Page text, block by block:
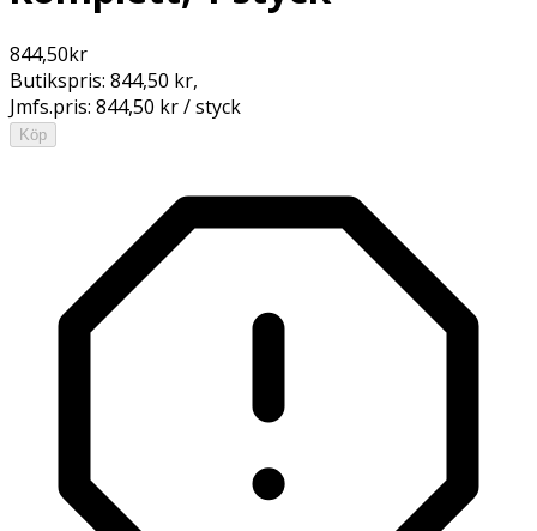
844,50kr
Butikspris: 844,50 kr,
Jmfs.pris: 844,50 kr / styck
Köp